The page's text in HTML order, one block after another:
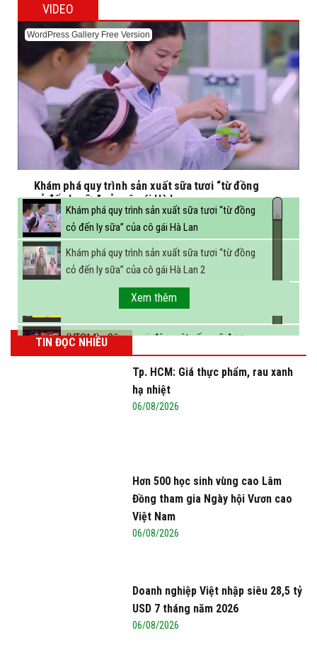
VIDEO
WordPress Gallery Free Version
Khám phá quy trình sản xuất sữa tươi “từ đồng
cỏ đến ly sữa” của cô gái Hà Lan
Khám phá quy trình sản xuất sữa tươi “từ đồng
cỏ đến ly sữa” của cô gái Hà Lan
Khám phá quy trình sản xuất sữa tươi “từ đồng
cỏ đến ly sữa” của cô gái Hà Lan 2
FBNC - Ngành sữa hướng tới mục tiêu 3,4 tỷ lít
sữa vào năm 2025
(VTC14) - Sữa ngoại, động vật sống sẽ được
miễn thuế nhập khẩu
Xem thêm
TIN ĐỌC NHIỀU
Tp. HCM: Giá thực phẩm, rau xanh
hạ nhiệt
06/08/2026
Hơn 500 học sinh vùng cao Lâm
Đồng tham gia Ngày hội Vươn cao
Việt Nam
06/08/2026
Doanh nghiệp Việt nhập siêu 28,5 tỷ
USD 7 tháng năm 2026
06/08/2026